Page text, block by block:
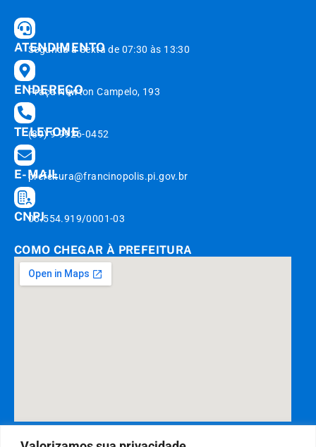
ATENDIMENTO
Segunda à Sexta de 07:30 às 13:30
ENDEREÇO
Praça Newton Campelo, 193
TELEFONE
(89) 9 9926-0452
E-MAIL
prefeitura@francinopolis.pi.gov.br
CNPJ06.554.919/0001-03
COMO CHEGAR À PREFEITURA
DESENVOLVIDO POR CR2